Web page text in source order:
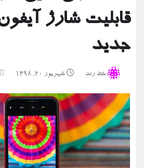
قابلیت شارژ
جدید
خط رند شهریور ۲۰, ۱۳۹۸